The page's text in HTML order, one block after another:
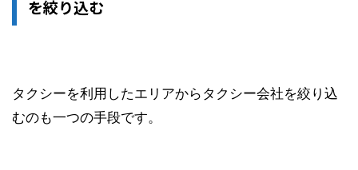
を絞り込む
タクシーを利用したエリアからタクシー会社を絞り込
むのも一つの手段です。